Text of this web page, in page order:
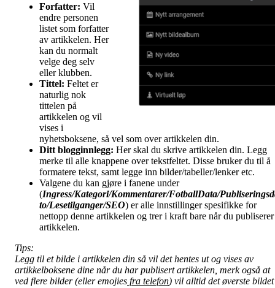
Forfatter: Vil
endre personen
listet som forfatter
av artikkelen. Her
kan du normalt
velge deg selv
eller klubben.
Tittel: Feltet er
naturlig nok
tittelen på
artikkelen og vil
vises i
nyhetsboksene, så vel som over artikkelen din.
Ditt blogginnlegg: Her skal du skrive artikkelen din. Legg
merke til alle knappene over tekstfeltet. Disse bruker du til å
formatere tekst, samt legge inn bilder/tabeller/lenker etc.
Valgene du kan gjøre i fanene under
(Ingress/Kategori/Kommentarer/FotballData/
to/Lesetilganger/SEO) er alle innstillinger spesifikke for
nettopp denne artikkelen og trer i kraft bare når du publiserer
artikkelen.
Tips:
Legg til et bilde i artikkelen din så vil det hentes ut og vises av
artikkelboksene dine når du har publisert artikkelen, merk også at
ved flere bilder (eller emojies fra telefon) vil alltid det øverste bildet